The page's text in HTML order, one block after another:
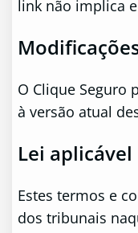
link não implica
O Clique Seguro
à versão atual
Lei aplicável
Estes termos e
dos tribunais